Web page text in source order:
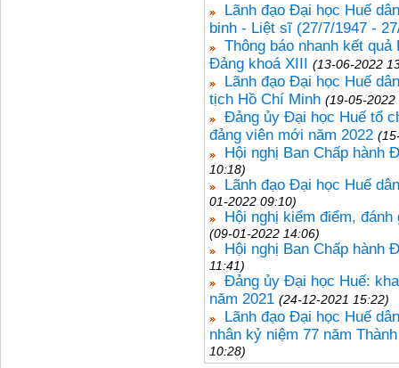
Lãnh đạo Đại học Huế
binh - Liệt sĩ (27/7/1947 -
Thông báo nhanh kết
Đảng khoá XIII (13-06-2022
Lãnh đạo Đại học Huế
tịch Hồ Chí Minh (19-05-2022
Đảng ủy Đại học Huế tổ
đảng viên mới năm 2022
Hội nghị Ban Chấp hành
10:18)
Lãnh đạo Đại học Huế
01-2022 09:10)
Hội nghị kiểm điểm,
(09-01-2022 14:06)
Hội nghị Ban Chấp hành
11:41)
Đảng ủy Đại học Huế:
năm 2021 (24-12-2021 15:22)
Lãnh đạo Đại học Huế
nhân kỷ niệm 77 năm
10:28)